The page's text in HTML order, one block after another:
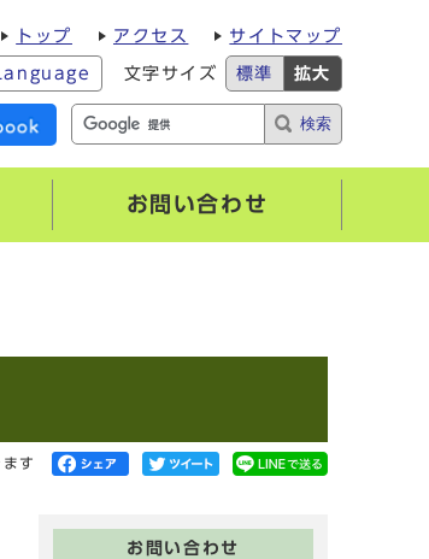
トップ アクセス サイトマップ
文字サイズ 標準 拡大
検索
お問い合わせ
す
お問い合わせ